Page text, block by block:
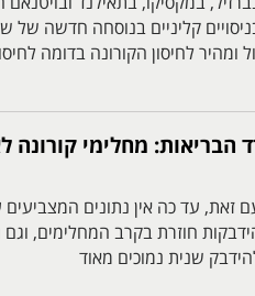
קליניים בנוסחה חדשה של
ומהיר לחיסון הקורונה בדומה
מחלימי קורונה
זאת, עד כה אין נתונים
חוזרת בקרב המחלימים, וגם
שנית נמוכים מאוד